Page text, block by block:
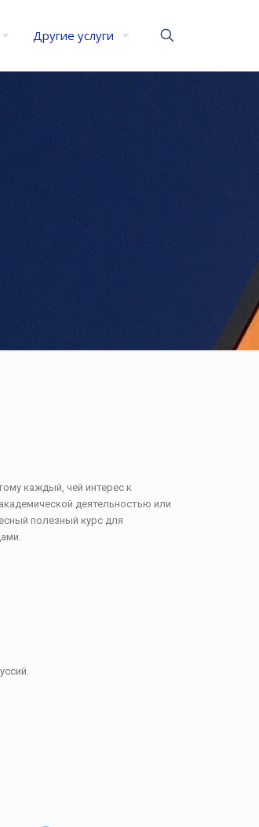
Другие услуги
каждый, чей интерес к
деятельностью или
полезный курс для